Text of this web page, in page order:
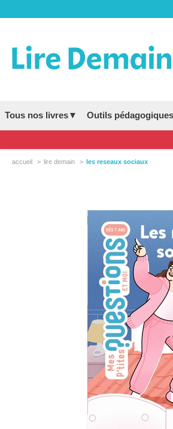
Tous nos livres▼ Outils
accueil lire demain les reseaux sociaux